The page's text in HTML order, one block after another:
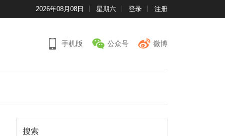
2026年08月08日 星期六 登录 注册
手机版 公众号 微博
搜索